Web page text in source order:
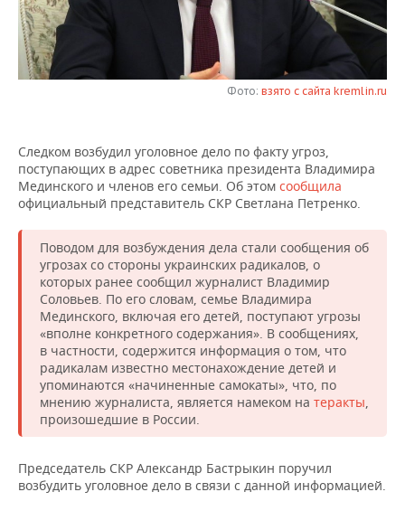
НЕФТЕХИМИЯ
НЕФТЬ
РОЗНИЧНАЯ ТОРГОВЛЯ
ТРАНСПОРТ
НОВОСТИ ТЕХНОЛОГИЙ
IT
ТЕЛЕКОММУНИКАЦИИ
МЕРОПРИЯТИЯ
НОВОСТИ МЕРОПРИЯТИЙ
БИЗНЕС-БРАНЧИ
ONLINE-КОНФЕРЕНЦИИ
ОТКРЫТАЯ ЛЕКЦИЯ
СПОРТ
ФУТБОЛ
ХОККЕЙ
БАСКЕТБОЛ
ВОЛЕЙБОЛ
КИБЕРСПОРТ
ФИГУРНОЕ КАТАНИЕ
ВОДНЫЕ ВИДЫ СПОРТА
НОВОСТИ ОБЩЕСТВА
ВЛАСТЬ
ИНФРАСТРУКТУРА
ИСТОРИЯ
КУЛЬТУРА
МЕДИЦИНА
ОБРАЗОВАНИЕ
ФОТОГАЛЕРЕЯ
СЮЖЕТЫ
СПРАВОЧНИК
СПИСОК ПЕРСОН
СПИСОК КОМПАНИЙ
ПОЛНАЯ ВЕРСИЯ
Фото: взято с сайта kremlin.ru
Следком возбудил уголовное дело по факту угроз,
поступающих в адрес советника президента Владимира
Мединского и членов его семьи. Об этом сообщила
официальный представитель СКР Светлана Петренко.
Поводом для возбуждения дела стали сообщения об
угрозах со стороны украинских радикалов, о
которых ранее сообщил журналист Владимир
Соловьев. По его словам, семье Владимира
Мединского, включая его детей, поступают угрозы
«вполне конкретного содержания». В сообщениях,
в частности, содержится информация о том, что
радикалам известно местонахождение детей и
упоминаются «начиненные самокаты», что, по
мнению журналиста, является намеком на теракты,
произошедшие в России.
Председатель СКР Александр Бастрыкин поручил
возбудить уголовное дело в связи с данной информацией.